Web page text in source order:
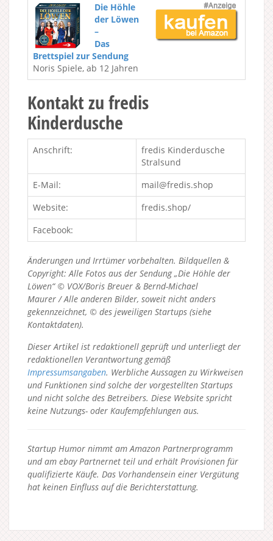
Die Höhle
der Löwen
–
Das
Brettspiel zur Sendung
Noris Spiele, ab 12 Jahren
Kontakt zu fredis
Kinderdusche
Anschrift:
fredis Kinderdusche
Stralsund
E-Mail:
mail@fredis.shop
Website:
fredis.shop/
Facebook:
Änderungen und Irrtümer vorbehalten. Bildquellen &
Copyright: Alle Fotos aus der Sendung „Die Höhle der
Löwen“ © VOX/Boris Breuer & Bernd-Michael
Maurer / Alle anderen Bilder, soweit nicht anders
gekennzeichnet, © des jeweiligen Startups (siehe
Kontaktdaten).
Dieser Artikel ist redaktionell geprüft und unterliegt der
redaktionellen Verantwortung gemäß
Impressumsangaben. Werbliche Aussagen zu Wirkweisen
und Funktionen sind solche der vorgestellten Startups
und nicht solche des Betreibers. Diese Website spricht
keine Nutzungs- oder Kaufempfehlungen aus.
Startup Humor nimmt am Amazon Partnerprogramm
und am ebay Partnernet teil und erhält Provisionen für
qualifizierte Käufe. Das Vorhandensein einer Vergütung
hat keinen Einfluss auf die Berichterstattung.